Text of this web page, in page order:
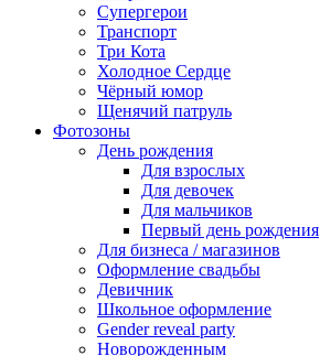
Супергерои
Транспорт
Три Кота
Холодное Сердце
Чёрный юмор
Щенячий патруль
Фотозоны
День рождения
Для взрослых
Для девочек
Для мальчиков
Первый день рождения
Для бизнеса / магазинов
Оформление свадьбы
Девичник
Школьное оформление
Gender reveal party
Новорожденным